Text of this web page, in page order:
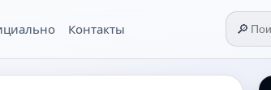
Контакты 🔎